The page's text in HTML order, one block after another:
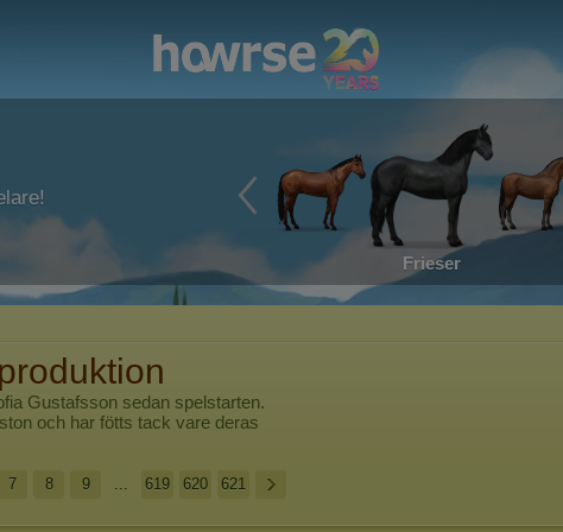
Frieser
Gustafsson sedan spelstarten.
och har fötts tack vare deras
7 8 9 ... 619 620 621